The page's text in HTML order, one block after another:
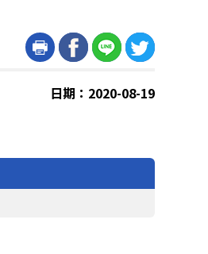
日期：2020-08-19